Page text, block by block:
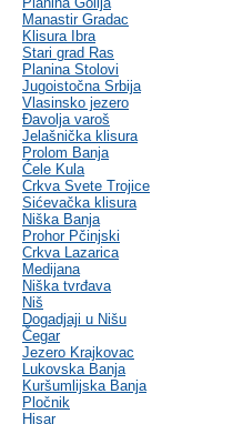
Manastir Gradac
Klisura Ibra
Stari grad Ras
Planina Stolovi
Jugoistočna Srbija
Vlasinsko jezero
Đavolja varoš
Jelašnička klisura
Prolom Banja
Ćele Kula
Crkva Svete Trojice
Sićevačka klisura
Niška Banja
Prohor Pčinjski
Crkva Lazarica
Medijana
Niška tvrđava
Niš
Dogadjaji u Nišu
Čegar
Jezero Krajkovac
Lukovska Banja
Kuršumlijska Banja
Pločnik
Hisar